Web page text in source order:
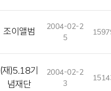
조이앨범
2004-02-2
5
(재)5.18기
념재단
2004-02-2
3